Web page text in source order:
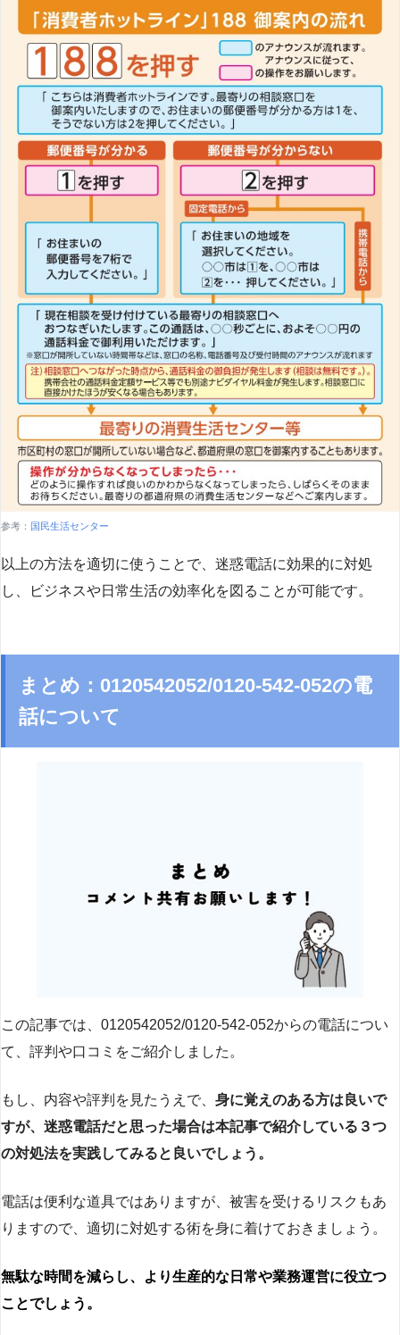
参考： 国民生活センター
以上の方法を適切に使うことで、迷惑電話に効果的に対処
し、ビジネスや日常生活の効率化を図ることが可能です。
まとめ：0120542052/0120-542-052の電
話について
この記事では、0120542052/0120-542-052からの電話につい
て、評判や口コミをご紹介しました。
もし、内容や評判を見たうえで、 身に覚えのある方は良いで
すが、迷惑電話だと思った場合は本記事で紹介している３つ
の対処法を実践してみると良いでしょう。
電話は便利な道具ではありますが、被害を受けるリスクもあ
りますので、適切に対処する術を身に着けておきましょう。
無駄な時間を減らし、より生産的な日常や業務運営に役立つ
ことでしょう。